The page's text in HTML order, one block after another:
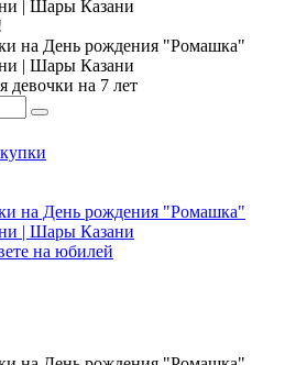
девочки на 7 лет
на юбилей